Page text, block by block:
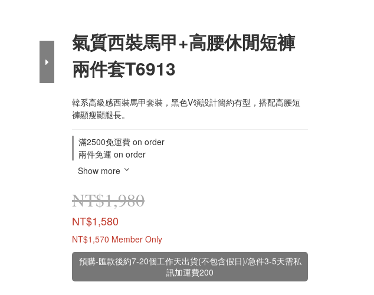
氣質西裝馬甲+高腰休閒短褲
兩件套T6913
韓系高級感西裝馬甲套裝，黑色V領設計簡約有型，搭配高腰短
褲顯瘦顯腿長。
滿2500免運費 on order
兩件免運 on order
Show more
NT$1,980
NT$1,580
NT$1,570 Member Only
預購-匯款後約7-20個工作天出貨(不包含假日)/急件3-5天需私
訊加運費200